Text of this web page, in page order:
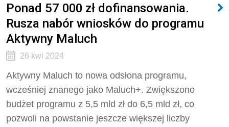
Ponad 57 000 zł dofinansowania.
Rusza nabór wniosków do programu
Aktywny Maluch
26 kwi 2024
Aktywny Maluch to nowa odsłona programu,
wcześniej znanego jako Maluch+. Zwiększono
budżet programu z 5,5 mld zł do 6,5 mld zł, co
pozwoli na powstanie jeszcze większej liczby